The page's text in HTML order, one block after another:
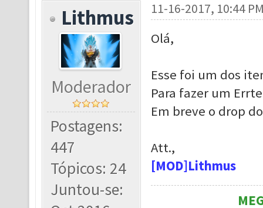
Lithmus
Moderador
Postagens:
447
Tópicos: 24
Juntou-se:
11-16-2017, 10:44
Olá,
Esse foi um dos
Para fazer um
Em breve o drop
Att.,
[MOD]Lithmus